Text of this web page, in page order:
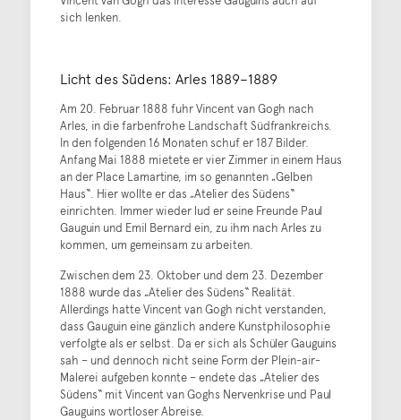
sich lenken.
Licht des Südens: Arles 1889–1889
Am 20. Februar 1888 fuhr Vincent van Gogh nach
Arles, in die farbenfrohe Landschaft Südfrankreichs.
In den folgenden 16 Monaten schuf er 187 Bilder.
Anfang Mai 1888 mietete er vier Zimmer in einem Haus
an der Place Lamartine, im so genannten „Gelben
Haus“. Hier wollte er das „Atelier des Südens“
einrichten. Immer wieder lud er seine Freunde Paul
Gauguin und Emil Bernard ein, zu ihm nach Arles zu
kommen, um gemeinsam zu arbeiten.
Zwischen dem 23. Oktober und dem 23. Dezember
1888 wurde das „Atelier des Südens“ Realität.
Allerdings hatte Vincent van Gogh nicht verstanden,
dass Gauguin eine gänzlich andere Kunstphilosophie
verfolgte als er selbst. Da er sich als Schüler Gauguins
sah – und dennoch nicht seine Form der Plein-air-
Malerei aufgeben konnte – endete das „Atelier des
Südens“ mit Vincent van Goghs Nervenkrise und Paul
Gauguins wortloser Abreise.